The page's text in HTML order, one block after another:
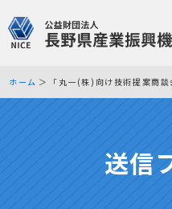
ホーム 「丸一(株)向け技術提案商
送信